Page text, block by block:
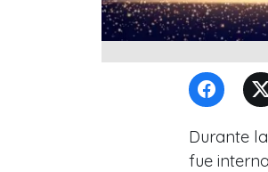
Durante
fue